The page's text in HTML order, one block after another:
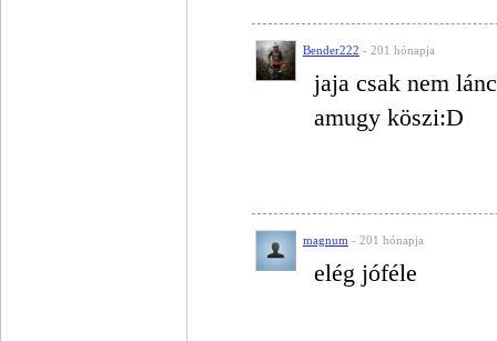
Bender222 - 201 hónapja
jaja csak nem
amugy köszi:D
magnum - 201 hónapja
elég jóféle